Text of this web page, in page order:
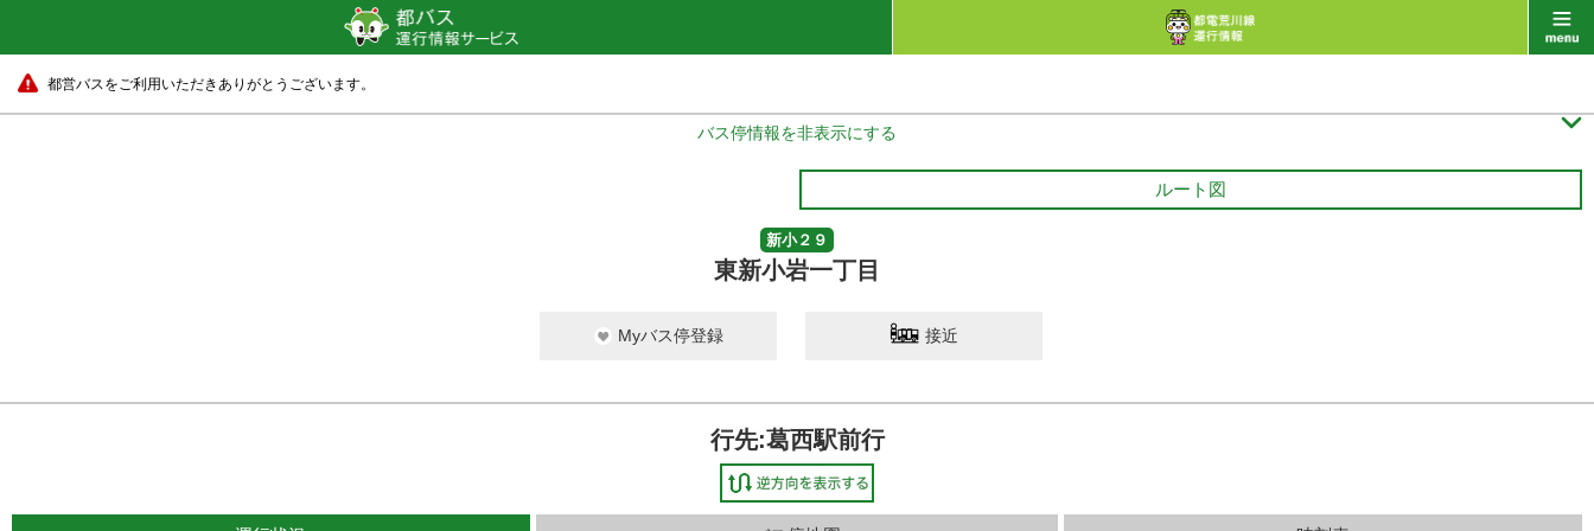
都営バスをご利用いただきありがとうございます。
バス停情報を非表示にする 
ルート図
新小２９
東新小岩一丁目
Myバス停登録 接近
行先:葛西駅前行